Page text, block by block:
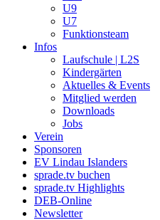
U9
U7
Funktionsteam
Infos
Laufschule | L2S
Kindergärten
Aktuelles & Events
Mitglied werden
Downloads
Jobs
Verein
Sponsoren
EV Lindau Islanders
sprade.tv buchen
sprade.tv Highlights
DEB-Online
Newsletter